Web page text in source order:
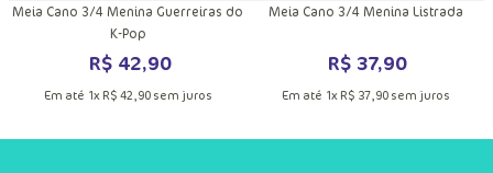
Meia Cano 3/4 Menina Guerreiras do
K-Pop
R$ 42,90
Em até 1x R$ 42,90sem juros
Meia Cano 3/4 Menina Listrada
R$ 37,90
Em até 1x R$ 37,90sem juros